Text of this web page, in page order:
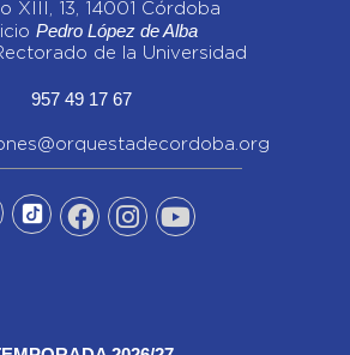
XIII, 13, 14001 Córdoba
Pedro López de Alba
de la Universidad
957 49 17 67